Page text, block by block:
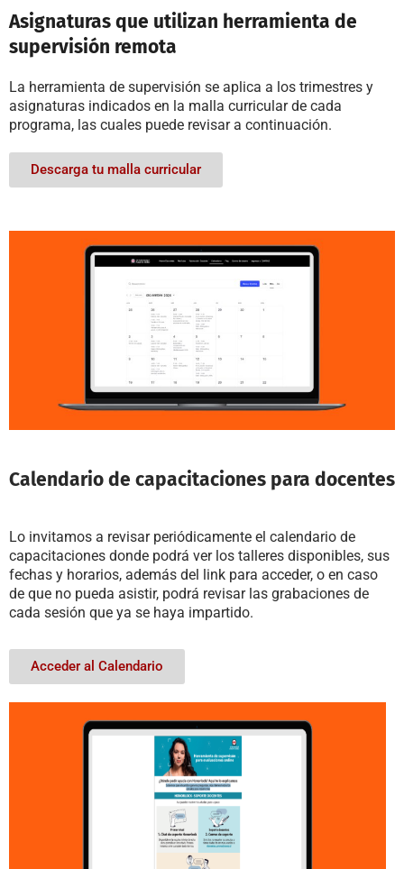
Asignaturas que utilizan herramienta de
supervisión remota
La herramienta de supervisión se aplica a los trimestres y
asignaturas indicados en la malla curricular de cada
programa, las cuales puede revisar a continuación.
Descarga tu malla curricular
Calendario de capacitaciones para docentes
Lo invitamos a revisar periódicamente el calendario de
capacitaciones donde podrá ver los talleres disponibles, sus
fechas y horarios, además del link para acceder, o en caso
de que no pueda asistir, podrá revisar las grabaciones de
cada sesión que ya se haya impartido.
Acceder al Calendario